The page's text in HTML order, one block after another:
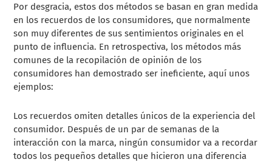
Por desgracia, estos dos métodos se basan en gran medida
en los recuerdos de los consumidores, que normalmente
son muy diferentes de sus sentimientos originales en el
punto de influencia. En retrospectiva, los métodos más
comunes de la recopilación de opinión de los
consumidores han demostrado ser ineficiente, aquí unos
ejemplos:
Los recuerdos omiten detalles únicos de la experiencia del
consumidor. Después de un par de semanas de la
interacción con la marca, ningún consumidor va a recordar
todos los pequeños detalles que hicieron una diferencia